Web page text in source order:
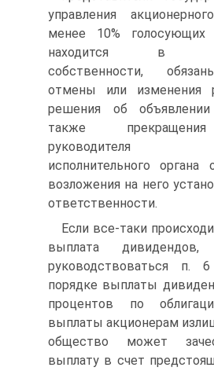
управления
менее 10% голосующих
находится в
собственности,
отмены или изменения
решения об
также
руководителя
исполнительного органа
возложения на него
ответственности.
Если все-таки
выплата
руководствоваться п.
порядке выплаты
процентов по
выплаты акционерам
общество может
выплату в счет